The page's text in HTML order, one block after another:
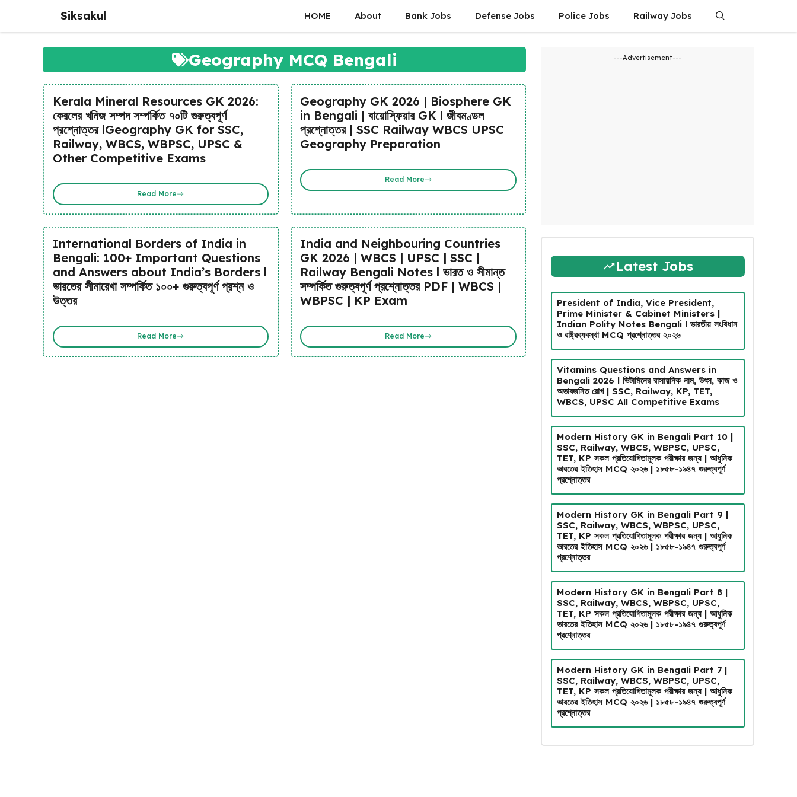
content
Siksakul HOME About Bank Jobs Defense Jobs Police Jobs Railway Jobs
Geography MCQ Bengali
Kerala Mineral Resources GK 2026:
কেরলের খনিজ সম্পদ সম্পর্কিত ৭০টি গুরুত্বপূর্ণ
প্রশ্নোত্তর lGeography GK for SSC,
Railway, WBCS, WBPSC, UPSC &
Other Competitive Exams
Read More
Geography GK 2026 | Biosphere GK
in Bengali | বায়োস্ফিয়ার GK l জীবমণ্ডল
প্রশ্নোত্তর | SSC Railway WBCS UPSC
Geography Preparation
Read More
International Borders of India in
Bengali: 100+ Important Questions
and Answers about India’s Borders l
ভারতের সীমারেখা সম্পর্কিত ১০০+ গুরুত্বপূর্ণ প্রশ্ন ও
উত্তর
Read More
India and Neighbouring Countries
GK 2026 | WBCS | UPSC | SSC |
Railway Bengali Notes l ভারত ও সীমান্ত
সম্পর্কিত গুরুত্বপূর্ণ প্রশ্নোত্তর PDF | WBCS |
WBPSC | KP Exam
Read More
---Advertisement---
Latest Jobs
President of India, Vice President,
Prime Minister & Cabinet Ministers |
Indian Polity Notes Bengali l ভারতীয় সংবিধান
ও রাষ্ট্রব্যবস্থা MCQ প্রশ্নোত্তর ২০২৬
Vitamins Questions and Answers in
Bengali 2026 l ভিটামিনের রাসায়নিক নাম, উৎস, কাজ ও
অভাবজনিত রোগ | SSC, Railway, KP, TET,
WBCS, UPSC All Competitive Exams
Modern History GK in Bengali Part 10 |
SSC, Railway, WBCS, WBPSC, UPSC,
TET, KP সকল প্রতিযোগিতামূলক পরীক্ষার জন্য | আধুনিক
ভারতের ইতিহাস MCQ ২০২৬ | ১৮৫৮-১৯৪৭ গুরুত্বপূর্ণ
প্রশ্নোত্তর
Modern History GK in Bengali Part 9 |
SSC, Railway, WBCS, WBPSC, UPSC,
TET, KP সকল প্রতিযোগিতামূলক পরীক্ষার জন্য | আধুনিক
ভারতের ইতিহাস MCQ ২০২৬ | ১৮৫৮-১৯৪৭ গুরুত্বপূর্ণ
প্রশ্নোত্তর
Modern History GK in Bengali Part 8 |
SSC, Railway, WBCS, WBPSC, UPSC,
TET, KP সকল প্রতিযোগিতামূলক পরীক্ষার জন্য | আধুনিক
ভারতের ইতিহাস MCQ ২০২৬ | ১৮৫৮-১৯৪৭ গুরুত্বপূর্ণ
প্রশ্নোত্তর
Modern History GK in Bengali Part 7 |
SSC, Railway, WBCS, WBPSC, UPSC,
TET, KP সকল প্রতিযোগিতামূলক পরীক্ষার জন্য | আধুনিক
ভারতের ইতিহাস MCQ ২০২৬ | ১৮৫৮-১৯৪৭ গুরুত্বপূর্ণ
প্রশ্নোত্তর